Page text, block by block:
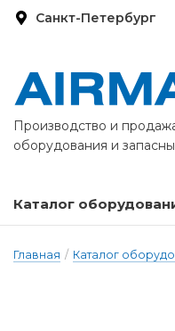
Санкт-Петербург
Производство и
оборудования и
Каталог
Главная / Каталог